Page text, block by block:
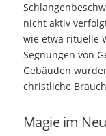
nicht aktiv
wie etwa rituelle
Segnungen von
Gebäuden
christliche
Magie im